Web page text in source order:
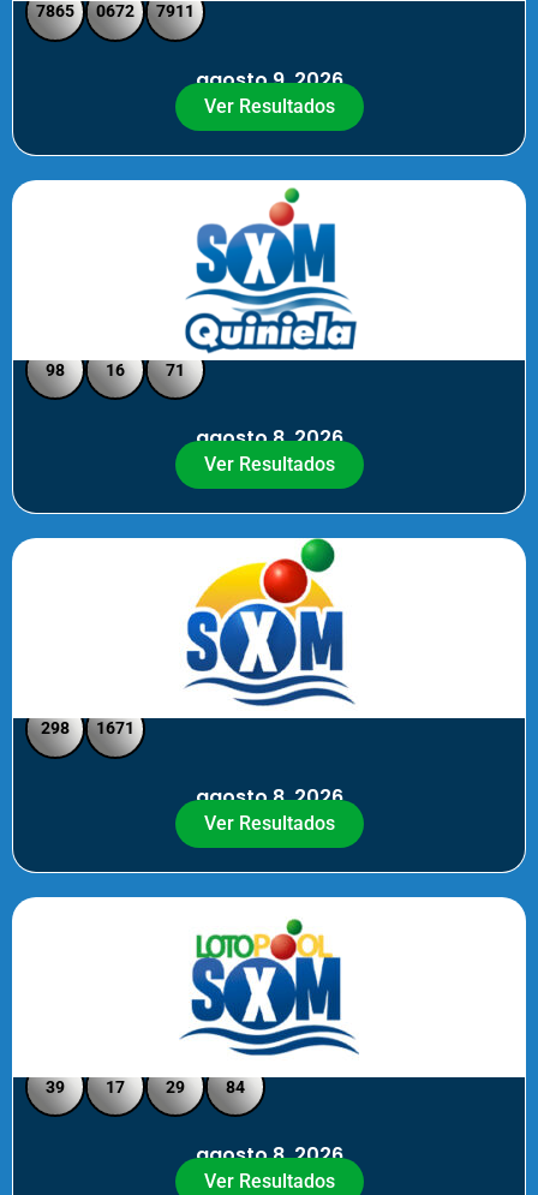
7865 0672 7911
agosto 9, 2026
Ver Resultados
Quiniela SXM - Noche
98 16 71
agosto 8, 2026
Ver Resultados
SXM Noche - Pick 3 Pick 4
298 1671
agosto 8, 2026
Ver Resultados
Loto Pool SXM Noche
39 17 29 84
agosto 8, 2026
Ver Resultados